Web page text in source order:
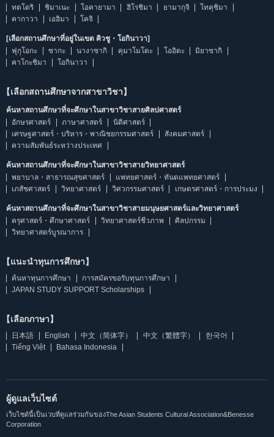
ทตโตริ
ชิมาเนะ โอคายามา ฮิโรชิมา ยามากุจิ
โทคุชิมา
คากาวา
เอฮิมา โคจิ
[เลือกสถานศึกษาที่อยู่ในเขต คิวชู・โอกินาวา]
ฟุกุโอกะ
ซากะ นางาซากิ คุมาโมโตะ โออิตะ
มิยาซากิ
คาโกะชิมา
โอกินาวา
【เลือกสถานศึกษาจากสาขาวิชา】
ค้นหาสถานศึกษาที่จะศึกษาในสาขาวิชาสายศิลปศาสตร์
อักษรศาสตร์
ภาษาศาสตร์
นิติศาสตร์
เศรษฐศาสตร์・บริหาร・พาณิชยกรรมศาสตร์
สังคมศาสตร์
ความสัมพันธ์ระหว่างประเทศ
ค้นหาสถานศึกษาที่จะศึกษาในสาขาวิชาสายวิทยาศาสตร์
พยาบาล・สาธารณสุขศาสตร์
แพทยศาสตร์・ทันตแพทยศาสตร์
เภสัชศาสตร์
วิทยาศาสตร์ วิศวกรรมศาสตร์ เกษตรศาสตร์・การประมง
ค้นหาสถานศึกษาที่จะศึกษาในสาขาวิชาสายมนุษยศาสตร์และวิทยาศาสตร์
ครุศาสตร์・ศึกษาศาสตร์
วิทยาศาสตร์ชีวภาพ
ศิลปกรรม
วิทยาศาสตร์บูรณาการ
【แนะนำทุนการศึกษา】
ค้นหาทุนการศึกษา
การสมัครขอรับทุนการศึกษา
JAPAN STUDY SUPPORT Scholarships
【เลือกภาษา】
日本語 English 中文（简体字） 中文（繁體字）
한국어
Tiếng Việt
Bahasa Indonesia
ผู้ดูแลเว็บไซต์
เว็บไซต์นี้เป็นเวบที่ดูแลร่วมกันของThe Asian Students Cultural Association&Benesse
Corporation